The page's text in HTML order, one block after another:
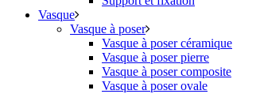
Vasque
Vasque à poser
Vasque à poser céramique
Vasque à poser pierre
Vasque à poser composite
Vasque à poser ovale